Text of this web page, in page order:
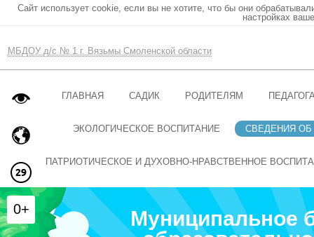
Сайт использует cookie, если вы не хотите, что бы они
настройках
МБДОУ д/с № 1 г. Вязьмы Смоленской области
ГЛАВНАЯ САДИК РОДИТЕЛЯМ
ЭКОЛОГИЧЕСКОЕ ВОСПИТАНИЕ СВЕДЕНИЯ ОБ
ПАТРИОТИЧЕСКОЕ И ДУХОВНО-НРАВСТВЕННОЕ
Муниципальное
0+